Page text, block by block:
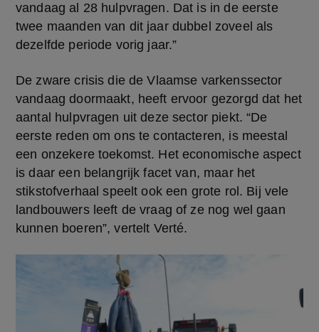
vandaag al 28 hulpvragen. Dat is in de eerste
twee maanden van dit jaar dubbel zoveel als
dezelfde periode vorig jaar.”
De zware crisis die de Vlaamse varkenssector
vandaag doormaakt, heeft ervoor gezorgd dat het
aantal hulpvragen uit deze sector piekt. “De
eerste reden om ons te contacteren, is meestal
een onzekere toekomst. Het economische aspect
is daar een belangrijk facet van, maar het
stikstofverhaal speelt ook een grote rol. Bij vele
landbouwers leeft de vraag of ze nog wel gaan
kunnen boeren”, vertelt Verté.